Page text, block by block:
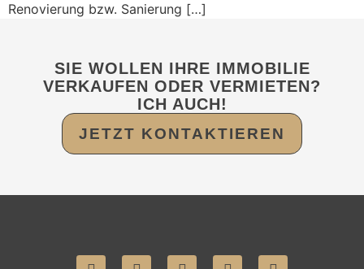
Renovierung bzw. Sanierung […]
SIE WOLLEN IHRE IMMOBILIE
VERKAUFEN ODER VERMIETEN?
ICH AUCH!
JETZT KONTAKTIEREN